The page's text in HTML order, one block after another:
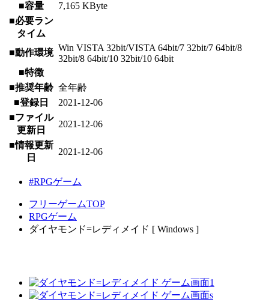
■容量
7,165 KByte
■必要ラン
タイム
■動作環境 Win VISTA 32bit/VISTA 64bit/7 32bit/7 64bit/8
32bit/8 64bit/10 32bit/10 64bit
■特徴
■推奨年齢 全年齢
■登録日
2021-12-06
■ファイル
更新日
2021-12-06
■情報更新
日
2021-12-06
#RPGゲーム
フリーゲームTOP
RPGゲーム
ダイヤモンド=レディメイド [ Windows ]